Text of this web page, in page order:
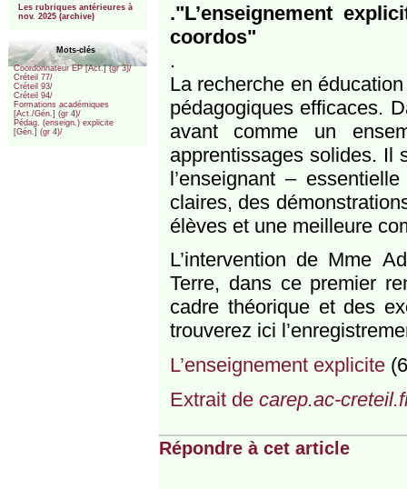
Les rubriques antérieures à
nov. 2025 (archive)
Mots-clés
Coordonnateur EP [Act.] (gr 3)/
Créteil 77/
Créteil 93/
Créteil 94/
Formations académiques
[Act./Gén.] (gr 4)/
Pédag. (enseign.) explicite
[Gén.] (gr 4)/
."L’enseignement
coordos"
.
La recherche en
pédagogiques efficaces.
avant comme un
apprentissages solides. Il
l’enseignant –
claires, des
élèves et une meilleure
L’intervention de Mme
Terre, dans ce premier
cadre théorique et des
trouverez ici
L’enseignement explicite
Extrait de carep.ac-
Répondre à cet article